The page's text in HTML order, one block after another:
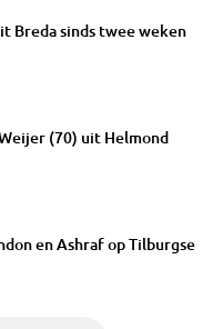
Breda sinds twee weken
(70) uit Helmond
en Ashraf op Tilburgse